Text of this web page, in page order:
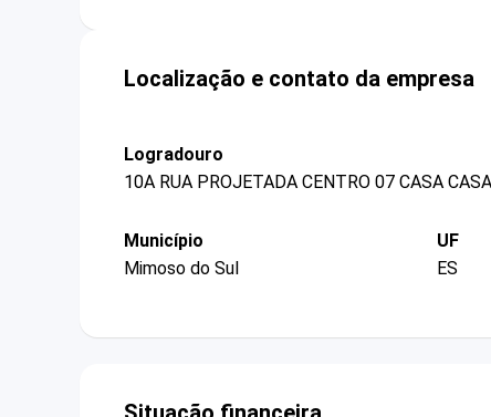
Localização e contato da empresa
Logradouro
10A RUA PROJETADA CENTRO 07 CASA
Município
Mimoso do Sul
UF
ES